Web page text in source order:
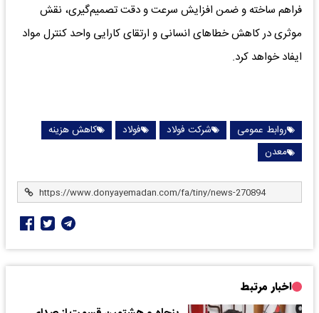
فراهم ساخته و ضمن افزایش سرعت و دقت تصمیم‌گیری، نقش
موثری در کاهش خطاهای انسانی و ارتقای کارایی واحد کنترل مواد
ایفاد خواهد کرد.
روابط عمومی شرکت فولاد فولاد
کاهش هزینه
معدن
اخبار مرتبط